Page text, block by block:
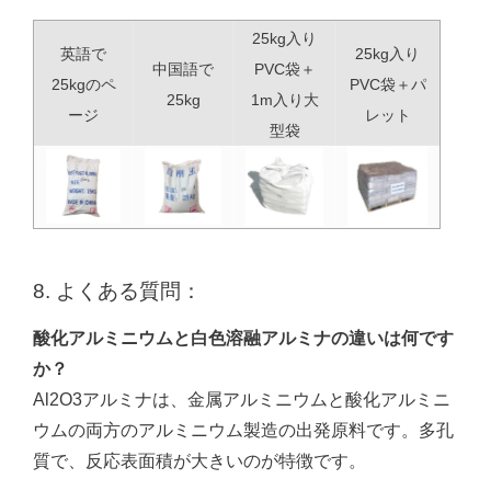
英語で
25kgのペ
ージ
中国語で
25kg
25kg入り
PVC袋＋
1m入り大
型袋
25kg入り
PVC袋＋パ
レット
8. よくある質問：
酸化アルミニウムと白色溶融アルミナの違いは何です
か？
Al2O3アルミナは、金属アルミニウムと酸化アルミニ
ウムの両方のアルミニウム製造の出発原料です。多孔
質で、反応表面積が大きいのが特徴です。